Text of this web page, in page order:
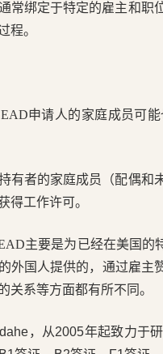
常绑定于特定的雇主和职
程。
申请人的家庭成员可
有者的家庭成员（配偶和
得工作许可。
主要是为已经在美国的
外国人提供的，通过雇主
关系等方面都有所不同。
，从2005年起致力于